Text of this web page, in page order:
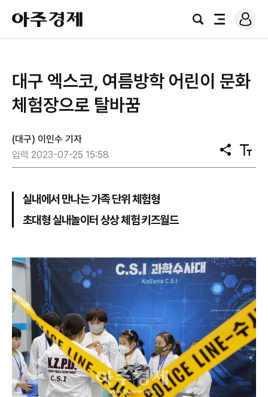
아
주
경
검
전
로
그
대구 엑스코, 여름방학 어린이 문화
체험장으로 탈바꿈
(대구) 이인수 기자
입력 2023-07-25 15:58
공
유
텍
스
실내에서 만나는 가족 단위 체험형
초대형 실내놀이터 상상 체험 키즈월드